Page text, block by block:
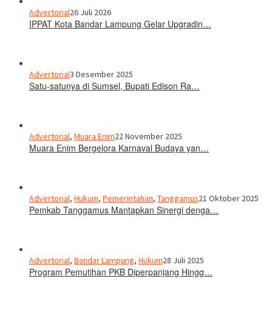
Advertorial26 Juli 2026
IPPAT Kota Bandar Lampung Gelar Upgradin…
Advertorial3 Desember 2025
Satu-satunya di Sumsel, Bupati Edison Ra…
Advertorial, Muara Enim22 November 2025
Muara Enim Bergelora Karnaval Budaya yan…
Advertorial, Hukum, Pemerintahan, Tanggamus21 Oktober 2025
Pemkab Tanggamus Mantapkan Sinergi denga…
Advertorial, Bandar Lampung, Hukum28 Juli 2025
Program Pemutihan PKB Diperpanjang Hingg…